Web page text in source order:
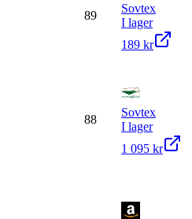
89
Sovtex
I lager
189 kr
88
Sovtex
I lager
1 095 kr